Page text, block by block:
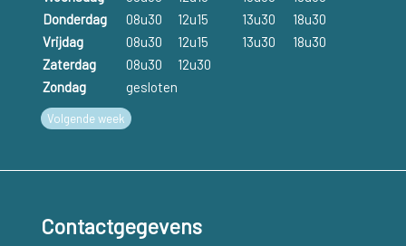
Donderdag
08u30 12u15 13u30
18u30
Vrijdag
08u30 12u15 13u30
18u30
Zaterdag
08u30
12u30
Zondag
gesloten
Volgende week
Contactgegevens